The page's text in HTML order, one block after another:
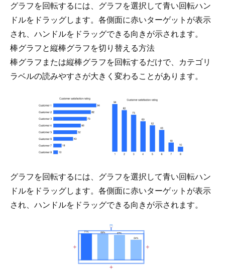
グラフを回転するには、グラフを選択して青い回転ハン
ドルをドラッグします。各側面に赤いターゲットが表示
され、ハンドルをドラッグできる向きが示されます。
棒グラフと縦棒グラフを切り替える方法
棒グラフまたは縦棒グラフを回転するだけで、カテゴリ
ラベルの読みやすさが大きく変わることがあります。
グラフを回転するには、グラフを選択して青い回転ハン
ドルをドラッグします。各側面に赤いターゲットが表示
され、ハンドルをドラッグできる向きが示されます。